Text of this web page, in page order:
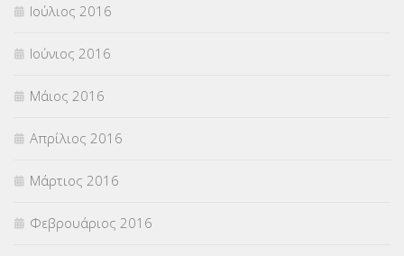
Ιούλιος 2016
Ιούνιος 2016
Μάιος 2016
Απρίλιος 2016
Μάρτιος 2016
Φεβρουάριος 2016